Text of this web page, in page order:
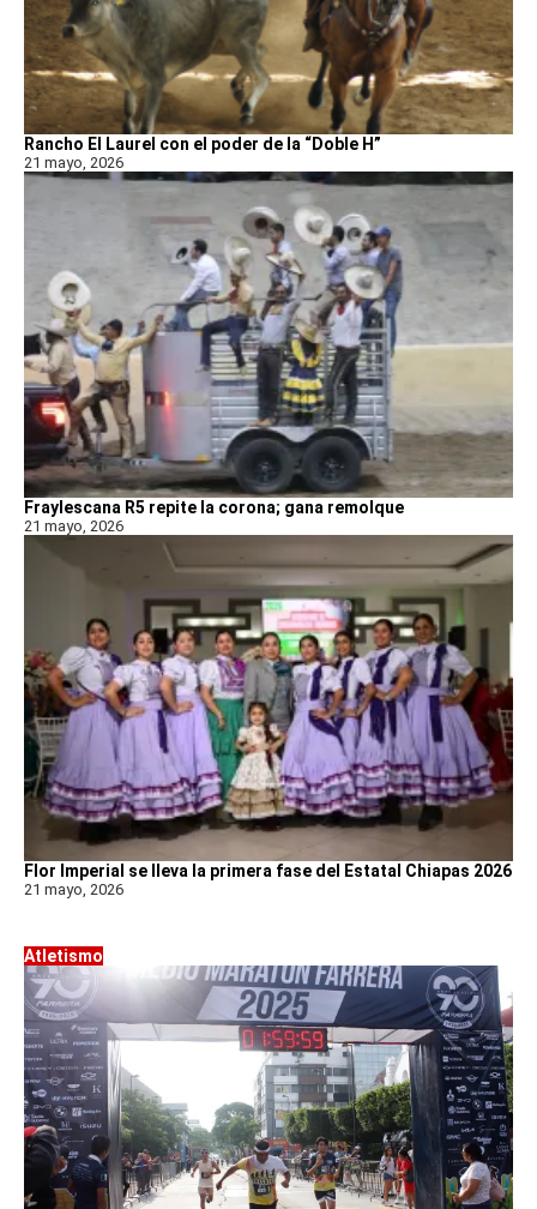
Rancho El Laurel con el poder de la “Doble H”
21 mayo, 2026
Fraylescana R5 repite la corona; gana remolque
21 mayo, 2026
Flor Imperial se lleva la primera fase del Estatal Chiapas 2026
21 mayo, 2026
Atletismo